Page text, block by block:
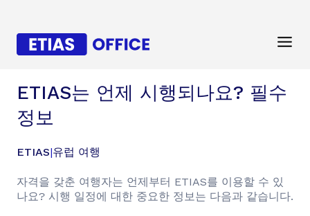
ETIAS는 언제 시행되나요? 필수
정보
ETIAS|유럽 여행
자격을 갖춘 여행자는 언제부터 ETIAS를 이용할 수 있
나요? 시행 일정에 대한 중요한 정보는 다음과 같습니다.